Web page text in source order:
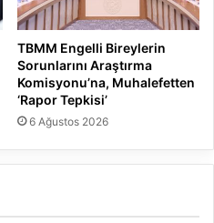
TBMM Engelli Bireylerin
Sorunlarını Araştırma
Komisyonu’na, Muhalefetten
‘Rapor Tepkisi’
6 Ağustos 2026